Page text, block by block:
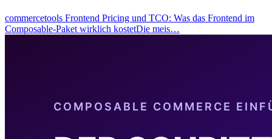
commercetools Frontend Pricing und TCO: Was das Frontend im
Composable-Paket wirklich kostetDie meis…